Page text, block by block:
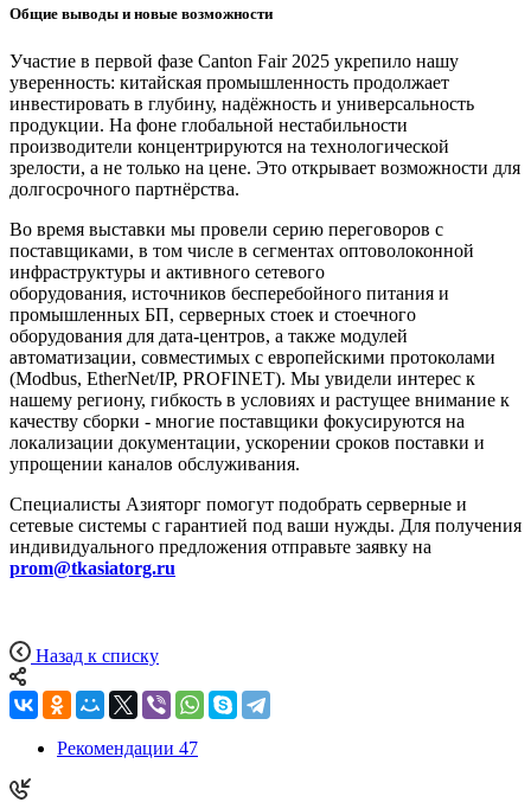
Общие выводы и новые возможности
Участие в первой фазе Canton Fair 2025 укрепило нашу
уверенность: китайская промышленность продолжает
инвестировать в глубину, надёжность и универсальность
продукции. На фоне глобальной нестабильности
производители концентрируются на технологической
зрелости, а не только на цене. Это открывает возможности для
долгосрочного партнёрства.
Во время выставки мы провели серию переговоров с
поставщиками, в том числе в сегментах оптоволоконной
инфраструктуры и активного сетевого
оборудования, источников бесперебойного питания и
промышленных БП, серверных стоек и стоечного
оборудования для дата-центров, а также модулей
автоматизации, совместимых с европейскими протоколами
(Modbus, EtherNet/IP, PROFINET). Мы увидели интерес к
нашему региону, гибкость в условиях и растущее внимание к
качеству сборки - многие поставщики фокусируются на
локализации документации, ускорении сроков поставки и
упрощении каналов обслуживания.
Специалисты Азияторг помогут подобрать серверные и
сетевые системы с гарантией под ваши нужды. Для получения
индивидуального предложения отправьте заявку на
prom@tkasiatorg.ru
Назад к списку
Рекомендации 47